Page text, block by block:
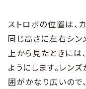
ストロボの位置は、
同じ高さに左右シン
上から見たときに
ようにします。レン
囲がかなり広いので